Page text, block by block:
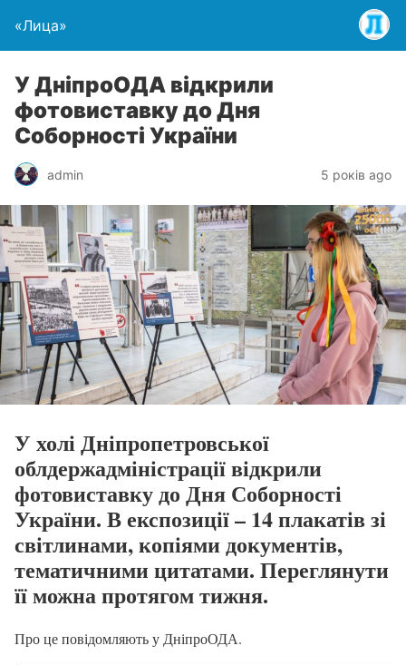
«Лица»
У ДніпроОДА відкрили
фотовиставку до Дня
Соборності України
admin 5 років ago
У холі Дніпропетровської
облдержадміністрації відкрили
фотовиставку до Дня Соборності
України. В експозиції – 14 плакатів зі
світлинами, копіями документів,
тематичними цитатами. Переглянути
її можна протягом тижня.
Про це повідомляють у ДніпроОДА.